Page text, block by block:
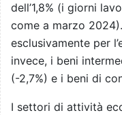
dell’1,8% (i giorni
come a marzo
esclusivamente per
invece, i beni
(-2,7%) e i beni di
I settori di attività